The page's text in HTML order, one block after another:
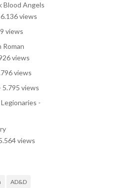
Blood Angels
views
views
Roman
views
views
5.795 views
-
views
AD&D